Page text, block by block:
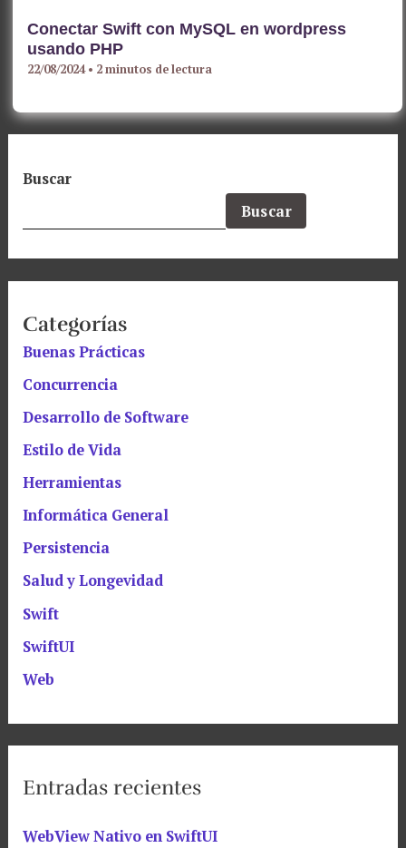
Conectar Swift con MySQL en wordpress
usando PHP
22/08/2024• 2 minutos de lectura
Buscar
Buscar
Categorías
Buenas Prácticas
Concurrencia
Desarrollo de Software
Estilo de Vida
Herramientas
Informática General
Persistencia
Salud y Longevidad
Swift
SwiftUI
Web
Entradas recientes
WebView Nativo en SwiftUI